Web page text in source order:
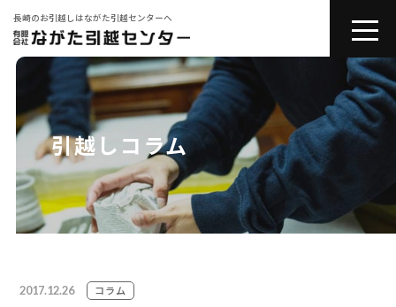
長崎のお引越しはながた引越センターへ
toggle
会社紹介
お引越しサービス
その他サービス
コラム
引越しの豆知識
引越しコラム
2017.12.26 コラム